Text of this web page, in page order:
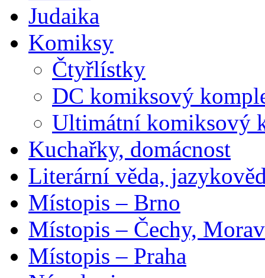
Judaika
Komiksy
Čtyřlístky
DC komiksový
Ultimátní komiksový
Kuchařky, domácnost
Literární věda,
Místopis – Brno
Místopis – Čechy,
Místopis – Praha